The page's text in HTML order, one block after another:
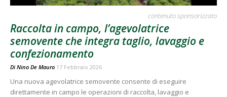
contenuto sponsorizzato
Raccolta in campo, l’agevolatrice
semovente che integra taglio, lavaggio e
confezionamento
Di Nino De Mauro 17 Febbraio 2026
Una nuova agevolatrice semovente consente di eseguire
direttamente in campo le operazioni di raccolta, lavaggio e